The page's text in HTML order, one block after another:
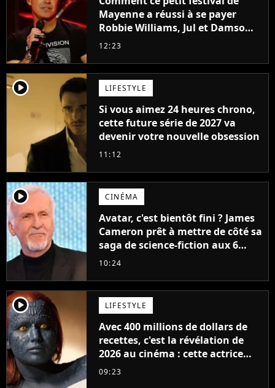
Mayenne a réussi à se payer
Robbie Williams, Jul et Damso
cette année ?
12:23
player2 LIFESTYLE
Si vous aimez 24 heures chrono,
cette future série de 2027 va
devenir votre nouvelle obsession
11:12
player2 CINÉMA
Avatar, c'est bientôt fini ? James
Cameron prêt à mettre de côté sa
saga de science-fiction aux 6
milliards de recettes
10:24
player2 LIFESTYLE
Avec 400 millions de dollars de
recettes, c'est la révélation de
2026 au cinéma : cette actrice
adorée prête à remplacer
09:23